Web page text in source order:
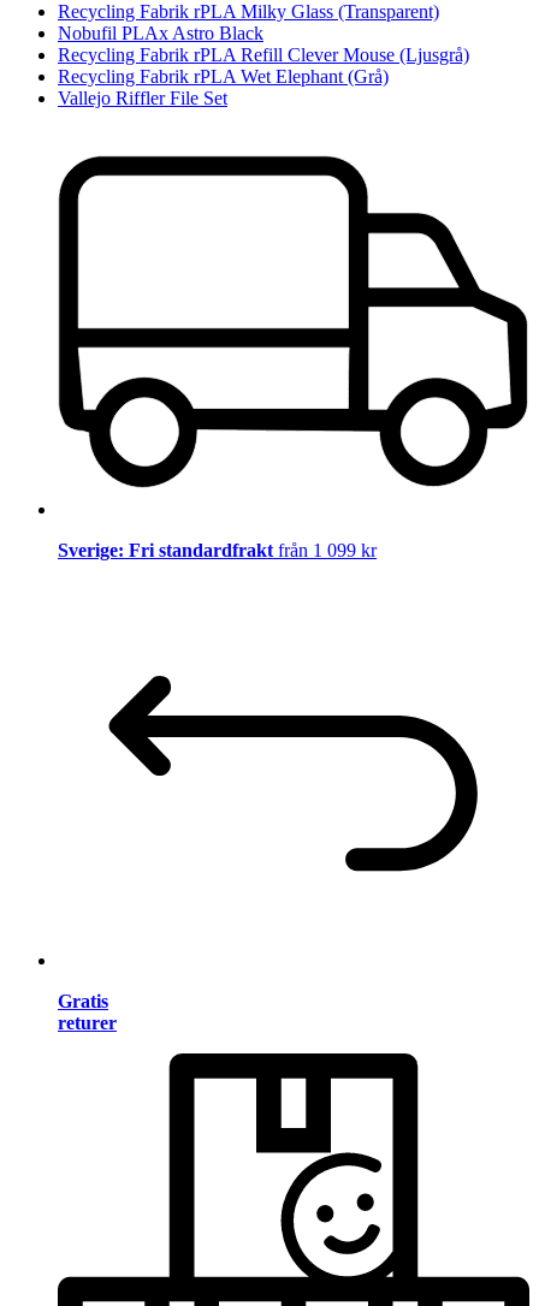
Recycling Fabrik rPLA Milky Glass (Transparent)
Nobufil PLAx Astro Black
Recycling Fabrik rPLA Refill Clever Mouse (Ljusgrå)
Recycling Fabrik rPLA Wet Elephant (Grå)
Vallejo Riffler File Set
Sverige: Fri standardfrakt från 1 099 kr
Gratis
returer